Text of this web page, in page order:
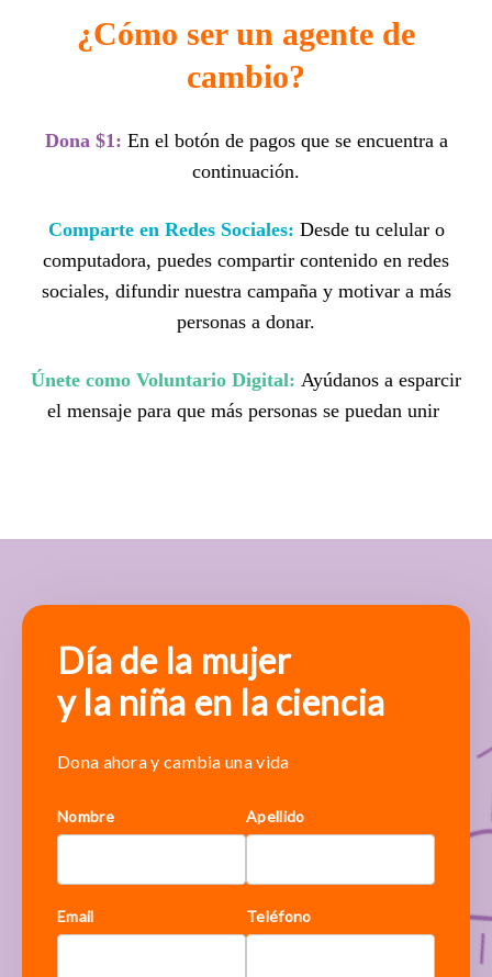
¿Cómo ser un agente de
cambio?
Dona $1: En el botón de pagos que se encuentra a
continuación.
Comparte en Redes Sociales: Desde tu celular o
computadora, puedes compartir contenido en redes
sociales, difundir nuestra campaña y motivar a más
personas a donar.
Únete como Voluntario Digital: Ayúdanos a esparcir
el mensaje para que más personas se puedan unir
Día de la mujer
y la niña en la ciencia
Dona ahora y cambia una vida
Nombre Apellido
Email Teléfono